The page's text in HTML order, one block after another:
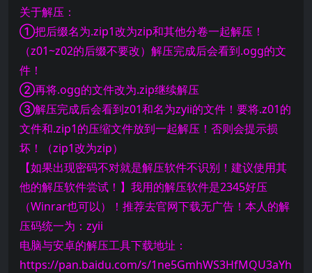
关于解压：
①把后缀名为.zip1改为zip和其他分卷一起解压！
（z01~z02的后缀不要改）解压完成后会看到.ogg的文
件！
②再将.ogg的文件改为.zip继续解压
③解压完成后会看到z01和名为zyii的文件！要将.z01的
文件和.zip1的压缩文件放到一起解压！否则会提示损
坏！（zip1改为zip）
【如果出现密码不对就是解压软件不识别！建议使用其
他的解压软件尝试！】我用的解压软件是2345好压
（Winrar也可以）！推荐去官网下载无广告！本人的解
压码统一为：zyii
电脑与安卓的解压工具下载地址：
https://pan.baidu.com/s/1ne5GmhWS3HfMQU3aYh